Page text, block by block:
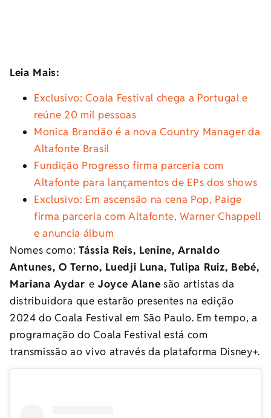
Leia Mais:
Exclusivo: Coala Festival chega a Portugal e
reúne 20 mil pessoas
Monica Brandão é a nova Country Manager da
Altafonte Brasil
Fundição Progresso firma parceria com
Altafonte para lançamentos de EPs dos shows
Exclusivo: Em ascensão na cena Pop, Paige
firma parceria com Altafonte, Warner Chappell
e anuncia álbum
Nomes como:Tássia Reis, Lenine, Arnaldo
Antunes, O Terno, Luedji Luna, Tulipa Ruiz, Bebé,
Mariana Aydar e Joyce Alane são artistas da
distribuidora que estarão presentes na edição
2024 do Coala Festival em São Paulo. Em tempo, a
programação do Coala Festival está com
transmissão ao vivo através da plataforma Disney+.